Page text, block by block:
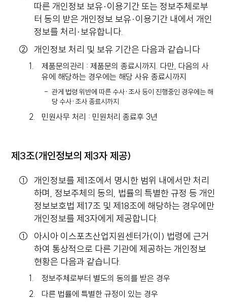
따른 개인정보 보유·이용기간 또는 정보주체로부
터 동의 받은 개인정보 보유·이용기간 내에서 개인
정보를 처리·보유합니다.
개인정보 처리 및 보유 기간은 다음과 같습니다
제품문의관리 : 제품문의 종료시까지. 다만, 다음의 사
유에 해당하는 경우에는 해당 사유 종료시까지
관게 법령 위반에 따른 수사·조사 등이 진행중인 경우에는 해
당 수사·조사 종료시까지
민원사무 처리 : 민원처리 종료후 3년
제3조(개인정보의 제3자 제공)
개인정보를 제1조에서 명시한 범위 내에서만 처리
하며, 정보주체의 동의, 법률의 특별한 규정 등 개인
정보보호법 제17조 및 제18조에 해당하는 경우에만
개인정보를 제3자에게 제공합니다.
아시아 이스포츠산업지원센터가(이) 법령에 근거
하여 통상적으로 다른 기관에 제공하는 개인정보
현황은 다음과 같습니다.
정보주체로부터 별도의 동의를 받은 경우
다른 법률에 특별한 규정이 있는 경우